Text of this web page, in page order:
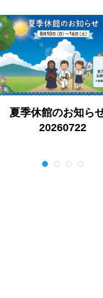
夏季休館のお知ら
20260722